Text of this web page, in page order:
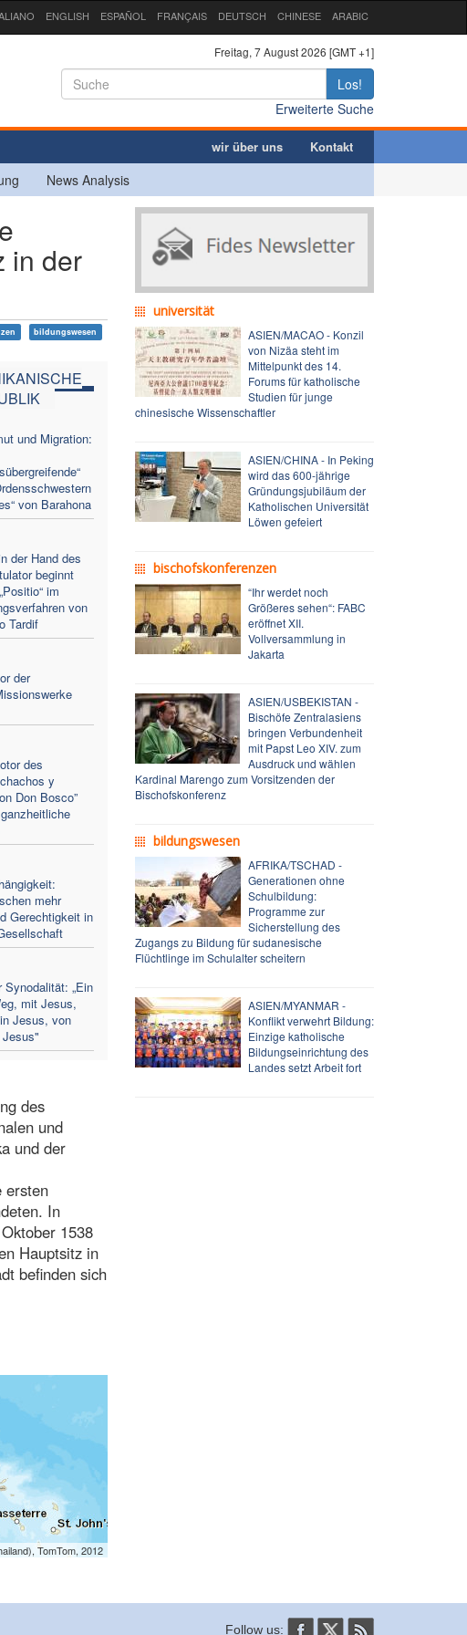
ENGLISH ESPAÑOL FRANÇAIS DEUTSCH CHINESE ARABIC
Freitag, 7 August 2026 [GMT +1]
Los!
Erweiterte Suche
wir über uns Kontakt
News Analysis
in der
bildungswesen
und Migration:
von Barahona
der Hand des
beginnt
im
von
Tardif
der
des
y
Don Bosco”
mehr
Gerechtigkeit in
Synodalität: „Ein
mit Jesus,
Jesus, von
des
und
und der
ersten
In
1538
Hauptsitz in
befinden sich
TomTom, 2012
universität
ASIEN/MACAO - Konzil
von Nizäa steht im
Mittelpunkt des 14.
Forums für katholische
Studien für junge
chinesische Wissenschaftler
ASIEN/CHINA - In Peking
wird das 600-jährige
Gründungsjubiläum der
Katholischen Universität
Löwen gefeiert
bischofskonferenzen
“Ihr werdet noch
Größeres sehen“: FABC
eröffnet XII.
Vollversammlung in
Jakarta
ASIEN/USBEKISTAN -
Bischöfe Zentralasiens
bringen Verbundenheit
mit Papst Leo XIV. zum
Ausdruck und wählen
Kardinal Marengo zum Vorsitzenden der
Bischofskonferenz
bildungswesen
AFRIKA/TSCHAD -
Generationen ohne
Schulbildung:
Programme zur
Sicherstellung des
Zugangs zu Bildung für sudanesische
Flüchtlinge im Schulalter scheitern
ASIEN/MYANMAR -
Konflikt verwehrt Bildung:
Einzige katholische
Bildungseinrichtung des
Landes setzt Arbeit fort
Follow us: